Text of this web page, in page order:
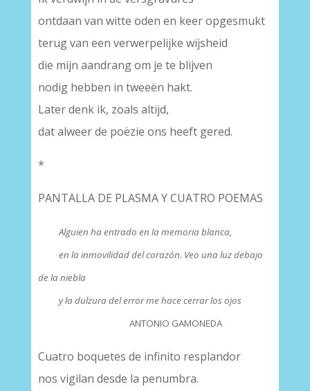
ontdaan van witte oden en keer opgesmukt
terug van een verwerpelijke wijsheid
die mijn aandrang om je te blijven
nodig hebben in tweeën hakt.
Later denk ik, zoals altijd,
dat alweer de poëzie ons heeft gered.
*
PANTALLA DE PLASMA Y CUATRO POEMAS
Alguien ha entrado en la memoria blanca,
en la inmovilidad del corazón. Veo una luz debajo
de la niebla
y la dulzura del error me hace cerrar los ojos
ANTONIO GAMONEDA
Cuatro boquetes de infinito resplandor
nos vigilan desde la penumbra.